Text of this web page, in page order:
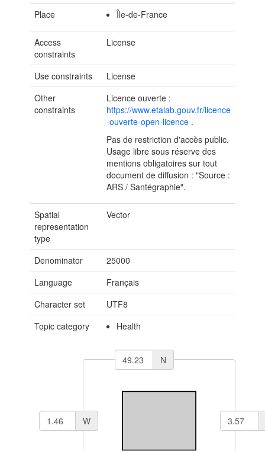
Place Île-de-France
Access
constraints
License
Use constraints
License
Other
constraints
Licence ouverte :
https://www.etalab.gouv.fr/licence
-ouverte-open-licence.
Pas de restriction d'accès public.
Usage libre sous réserve des
mentions obligatoires sur tout
document de diffusion : "Source :
ARS / Santégraphie".
Spatial
representation
type
Vector
Denominator
25000
Language
Français
Character set
UTF8
Topic category
Health
N
W